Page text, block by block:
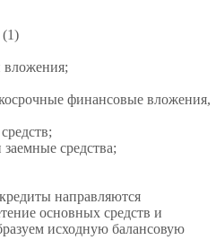
вложения;
финансовые вложения,
средства;
направляются
основных средств и
исходную балансовую